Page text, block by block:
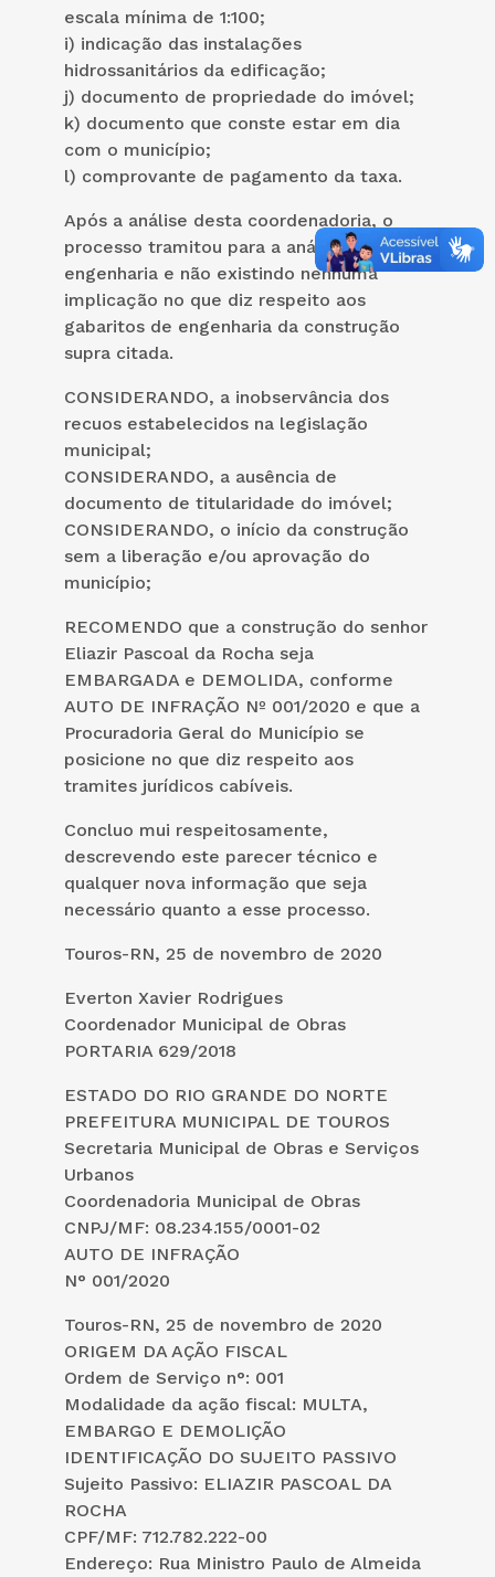
escala mínima de 1:100;
i) indicação das instalações
hidrossanitários da edificação;
j) documento de propriedade do imóvel;
k) documento que conste estar em dia
com o município;
l) comprovante de pagamento da taxa.
Após a análise desta coordenadoria, o
processo tramitou para a análise de
engenharia e não existindo nenhuma
implicação no que diz respeito aos
gabaritos de engenharia da construção
supra citada.
CONSIDERANDO, a inobservância dos
recuos estabelecidos na legislação
municipal;
CONSIDERANDO, a ausência de
documento de titularidade do imóvel;
CONSIDERANDO, o início da construção
sem a liberação e/ou aprovação do
município;
RECOMENDO que a construção do senhor
Eliazir Pascoal da Rocha seja
EMBARGADA e DEMOLIDA, conforme
AUTO DE INFRAÇÃO Nº 001/2020 e que a
Procuradoria Geral do Município se
posicione no que diz respeito aos
tramites jurídicos cabíveis.
Concluo mui respeitosamente,
descrevendo este parecer técnico e
qualquer nova informação que seja
necessário quanto a esse processo.
Touros-RN, 25 de novembro de 2020
Everton Xavier Rodrigues
Coordenador Municipal de Obras
PORTARIA 629/2018
ESTADO DO RIO GRANDE DO NORTE
PREFEITURA MUNICIPAL DE TOUROS
Secretaria Municipal de Obras e Serviços
Urbanos
Coordenadoria Municipal de Obras
CNPJ/MF: 08.234.155/0001-02
AUTO DE INFRAÇÃO
N° 001/2020
Touros-RN, 25 de novembro de 2020
ORIGEM DA AÇÃO FISCAL
Ordem de Serviço n°: 001
Modalidade da ação fiscal: MULTA,
EMBARGO E DEMOLIÇÃO
IDENTIFICAÇÃO DO SUJEITO PASSIVO
Sujeito Passivo: ELIAZIR PASCOAL DA
ROCHA
CPF/MF: 712.782.222-00
Endereço: Rua Ministro Paulo de Almeida